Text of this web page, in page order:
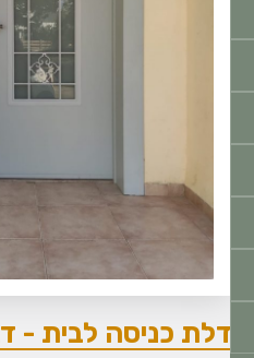
כניסה לבית - דגם